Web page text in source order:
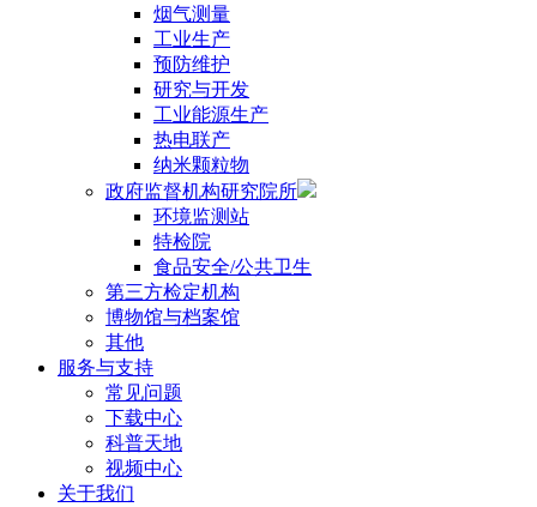
烟气测量
工业生产
预防维护
研究与开发
工业能源生产
热电联产
纳米颗粒物
政府监督机构研究院所
环境监测站
特检院
食品安全/公共卫生
第三方检定机构
博物馆与档案馆
其他
服务与支持
常见问题
下载中心
科普天地
视频中心
关于我们